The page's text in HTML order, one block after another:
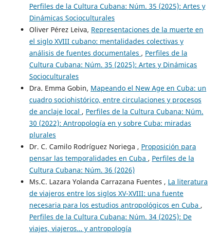
Perfiles de la Cultura Cubana: Núm. 35 (2025): Artes y
Dinámicas Socioculturales
Oliver Pérez Leiva, Representaciones de la muerte en
el siglo XVIII cubano: mentalidades colectivas y
análisis de fuentes documentales , Perfiles de la
Cultura Cubana: Núm. 35 (2025): Artes y Dinámicas
Socioculturales
Dra. Emma Gobin, Mapeando el New Age en Cuba: un
cuadro sociohistórico, entre circulaciones y procesos
de anclaje local , Perfiles de la Cultura Cubana: Núm.
30 (2022): Antropología en y sobre Cuba: miradas
plurales
Dr. C. Camilo Rodríguez Noriega , Proposición para
pensar las temporalidades en Cuba , Perfiles de la
Cultura Cubana: Núm. 36 (2026)
Ms.C. Lazara Yolanda Carrazana Fuentes , La literatura
de viajeros entre los siglos XV-XVIII: una fuente
necesaria para los estudios antropológicos en Cuba ,
Perfiles de la Cultura Cubana: Núm. 34 (2025): De
viajes, viajeros… y antropología